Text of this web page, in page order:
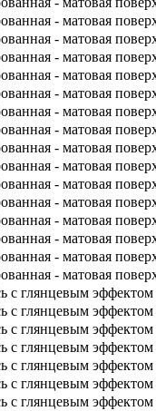
- матовая
- матовая
- матовая
- матовая
- матовая
- матовая
- матовая
- матовая
- матовая
- матовая
- матовая
- матовая
- матовая
- матовая
- матовая
с глянцевым эффектом
с глянцевым эффектом
с глянцевым эффектом
с глянцевым эффектом
с глянцевым эффектом
с глянцевым эффектом
с глянцевым эффектом